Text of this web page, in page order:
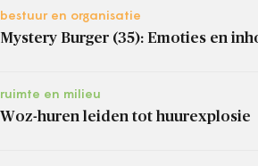
bestuur en organisatie
Mystery Burger (35): Emoties en
ruimte en milieu
Woz-huren leiden tot huurexplosie